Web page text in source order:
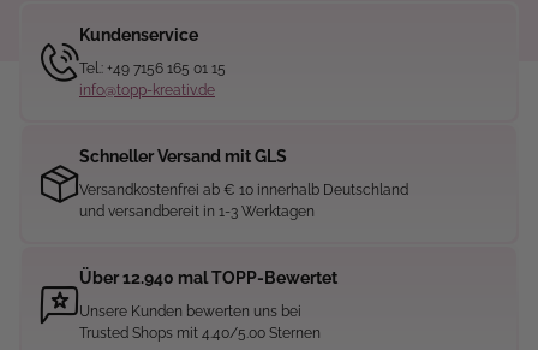
Kundenservice
Tel.: +49 7156 165 01 15
info@topp-kreativ.de
Schneller Versand mit GLS
Versandkostenfrei ab € 10 innerhalb Deutschland
und versandbereit in 1-3 Werktagen
Über 12.940 mal TOPP-Bewertet
Unsere Kunden bewerten uns bei
Trusted Shops mit 4.40/5.00 Sternen